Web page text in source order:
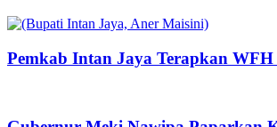
Pemkab Intan Jaya Terapkan